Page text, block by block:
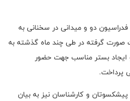
دو و میدانی در سخنانی به
صورت گرفته در طی چند ماه گذشته به
ایجاد بستر مناسب جهت حضور
پرداخت.
و کارشناسان نیز به بیان